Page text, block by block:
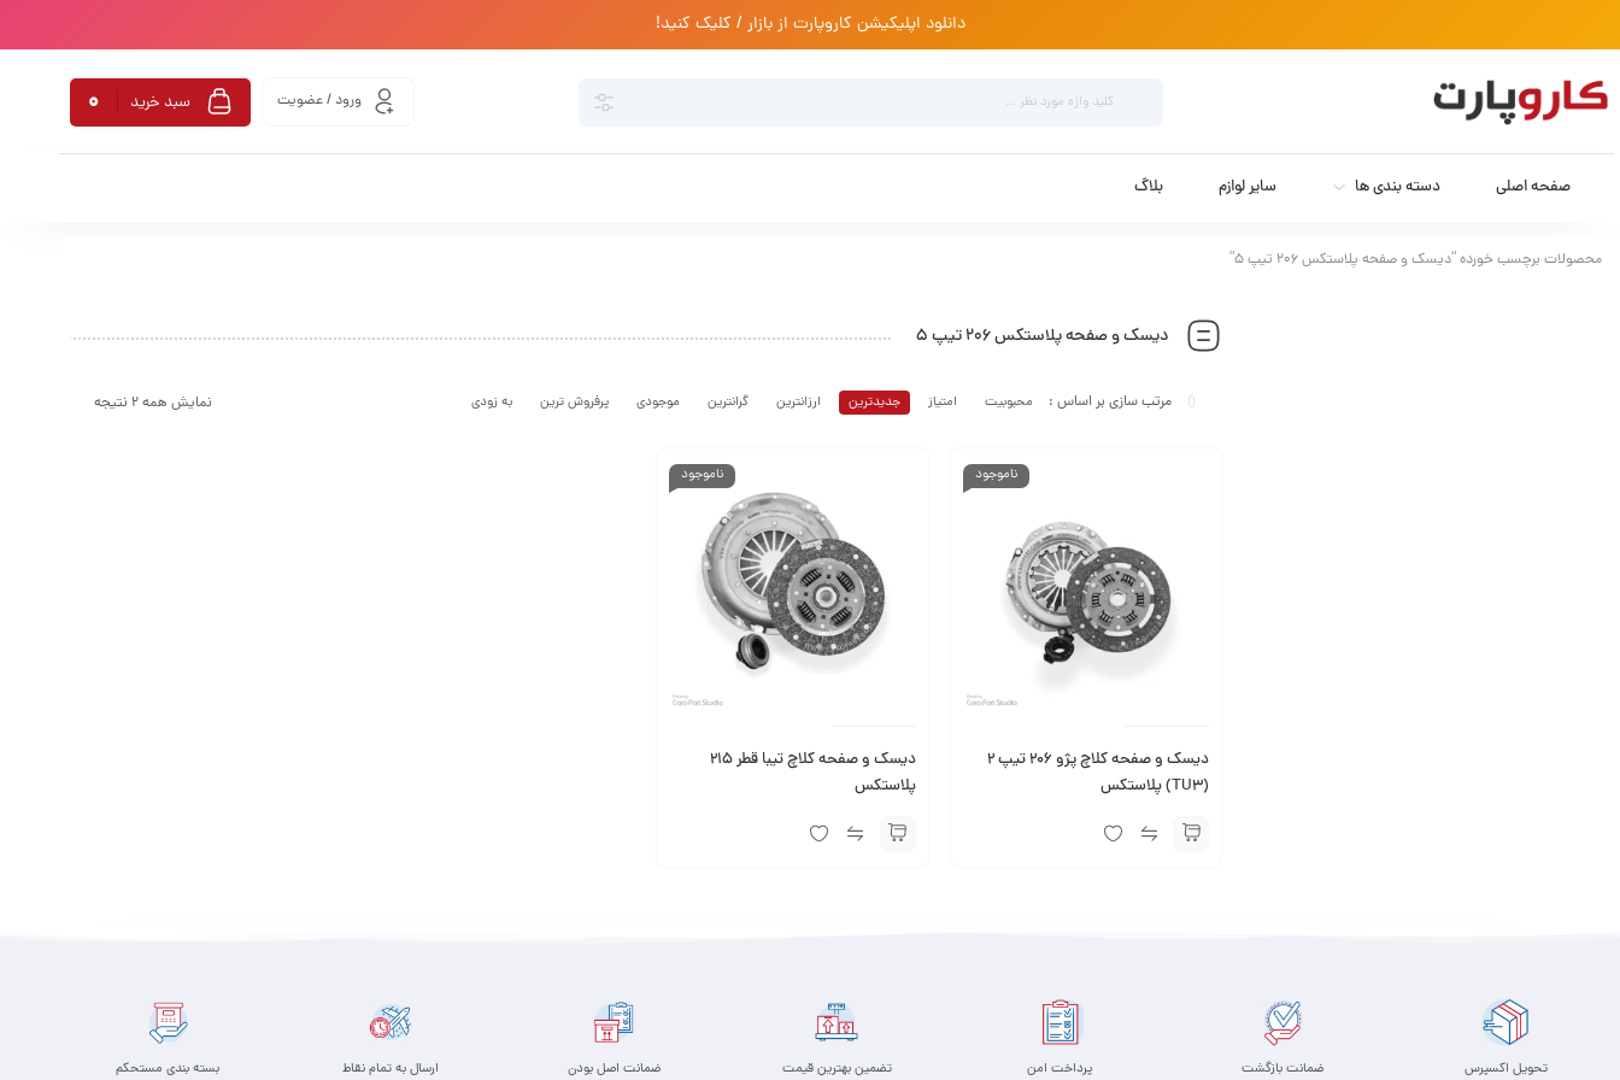
دانلود اپلیکیشن کاروپارت از بازار / کلیک کنید!
ورود / عضویت سبد خرید 0
صفحه اصلی دسته بندی ها سایر لوازم بلاگ
محصولات برچسب خورده “دیسک و صفحه پلاستکس ۲۰۶ تیپ ۵”
دیسک و صفحه پلاستکس ۲۰۶ تیپ ۵
نمایش همه 2 نتیجه محبوبیت امتیاز جدیدترین ارزانترین گرانترین موجودی پرفروش ترین به زودی
ناموجود
دیسک و صفحه کلاچ پژو 206 تیپ 2
(TU3) پلاستکس
ناموجود
دیسک و صفحه کلاچ تیبا قطر 215
پلاستکس
تحویل اکسپرس ضمانت بازگشت پرداخت امن تضمین بهترین قیمت ضمانت اصل بودن ارسال به تمام نقاط بسته بندی مستحکم